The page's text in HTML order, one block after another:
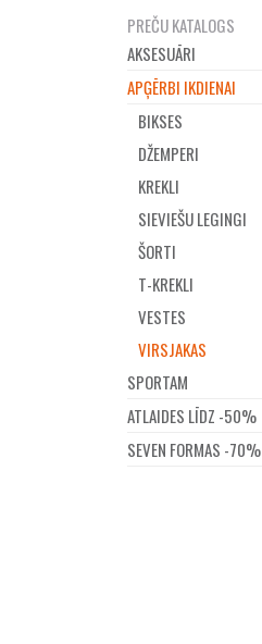
PREČU KATALOGS
AKSESUĀRI
APĢĒRBI IKDIENAI
BIKSES
DŽEMPERI
KREKLI
SIEVIEŠU LEGINGI
ŠORTI
T-KREKLI
VESTES
VIRSJAKAS
SPORTAM
ATLAIDES LĪDZ -50%
SEVEN FORMAS -70%